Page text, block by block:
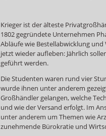
Krieger ist der älteste
1802 gegründete Unternehmen
Abläufe wie Bestellabwicklung
jetzt wieder aufleben: Jährlich
geführt werden.
Die Studenten waren rund vier
wurde ihnen unter anderem
Großhändler gelangen, welche
und wie der Versand erfolgt. Im
unter anderem um Themen wie
zunehmende Bürokratie und